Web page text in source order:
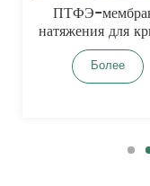
ПТФЭ-
натяжения для
стадиона
Более